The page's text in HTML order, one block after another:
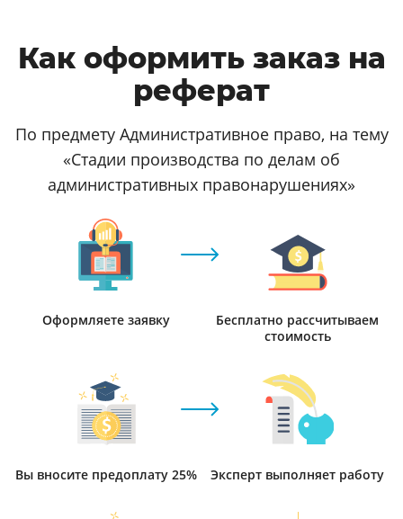
Как оформить заказ на
реферат
По предмету Административное право, на тему
«Стадии производства по делам об
административных правонарушениях»
Оформляете заявку
Бесплатно рассчитываем
стоимость
Вы вносите предоплату 25% Эксперт выполняет работу